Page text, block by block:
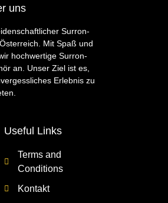
uns
Surron-
Mit Spaß und
hochwertige Surron-
an. Unser Ziel ist es,
Erlebnis zu
Useful Links
Terms and
Conditions
Kontakt